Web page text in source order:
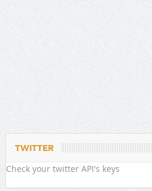
TWITTER
Check your twitter API's keys